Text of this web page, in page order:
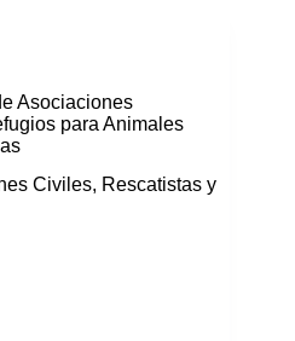
Asociaciones
para Animales